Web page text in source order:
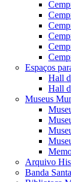
Espaços
Hall
Hall
Museus
Arquivo
Banda